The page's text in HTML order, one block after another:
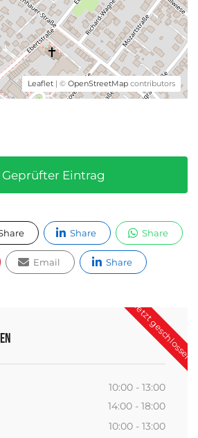
Leaflet | © OpenStreetMap contributors
Geprüfter Eintrag
Share Share
Email Share
Jetzt geschlossen
10:00 - 13:00
14:00 - 18:00
10:00 - 13:00